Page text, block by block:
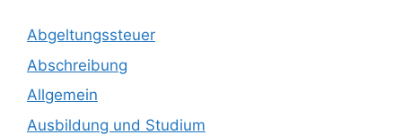
Abgeltungssteuer
Abschreibung
Allgemein
Ausbildung und Studium